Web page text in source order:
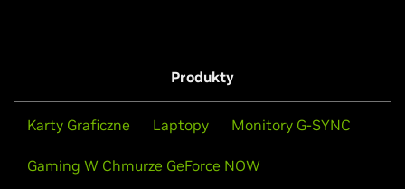
Produkty
Karty Graficzne Laptopy Monitory G-SYNC
Gaming W Chmurze GeForce NOW